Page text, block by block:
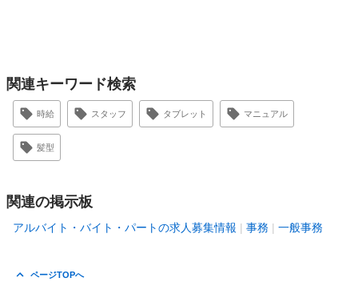
関連キーワード検索
時給 スタッフ タブレット マニュアル
髪型
関連の掲示板
アルバイト・バイト・パートの求人募集情報 事務 一般事務
ページTOPへ